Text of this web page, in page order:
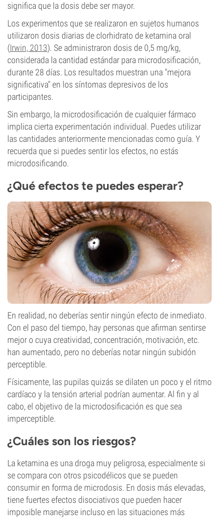
significa que la dosis debe ser mayor.
Los experimentos que se realizaron en sujetos humanos
utilizaron dosis diarias de clorhidrato de ketamina oral
(Irwin, 2013). Se administraron dosis de 0,5 mg/kg,
considerada la cantidad estándar para microdosificación,
durante 28 días. Los resultados muestran una "mejora
significativa" en los síntomas depresivos de los
participantes.
Sin embargo, la microdosificación de cualquier fármaco
implica cierta experimentación individual. Puedes utilizar
las cantidades anteriormente mencionadas como guía. Y
recuerda que si puedes sentir los efectos, no estás
microdosificando.
¿Qué efectos te puedes esperar?
En realidad, no deberías sentir ningún efecto de inmediato.
Con el paso del tiempo, hay personas que afirman sentirse
mejor o cuya creatividad, concentración, motivación, etc.
han aumentado, pero no deberías notar ningún subidón
perceptible.
Físicamente, las pupilas quizás se dilaten un poco y el ritmo
cardíaco y la tensión arterial podrían aumentar. Al fin y al
cabo, el objetivo de la microdosificación es que sea
imperceptible.
¿Cuáles son los riesgos?
La ketamina es una droga muy peligrosa, especialmente si
se compara con otros psicodélicos que se pueden
consumir en forma de microdosis. En dosis más elevadas,
tiene fuertes efectos disociativos que pueden hacer
imposible manejarse incluso en las situaciones más